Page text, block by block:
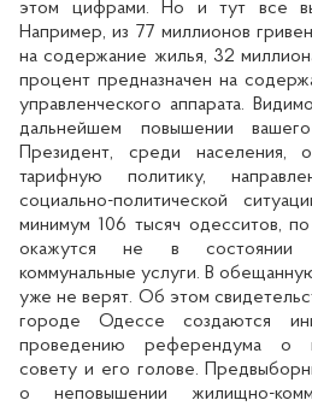
этом цифрами. Но и тут все
Например, из 77 миллионов
на содержание жилья, 32
процент предназначен на
управленческого аппарата.
дальнейшем повышении
Президент, среди населения,
тарифную политику,
социально-политической
минимум 106 тысяч одесситов,
окажутся не в состоянии
коммунальные услуги. В
уже не верят. Об этом
городе Одессе создаются
проведению референдума о
совету и его голове.
о неповышении жилищно-